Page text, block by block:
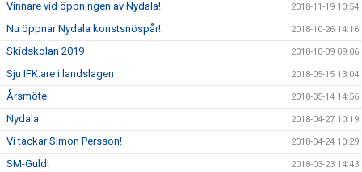
Vinnare vid öppningen av Nydala! 2018-11-19 10:54
Nu öppnar Nydala konstsnöspår! 2018-10-26 14:16
Skidskolan 2019 2018-10-09 09:06
Sju IFK:are i landslagen 2018-05-15 13:04
Årsmöte 2018-05-14 14:56
Nydala 2018-04-27 10:19
Vi tackar Simon Persson! 2018-04-24 10:29
SM-Guld! 2018-03-23 14:43